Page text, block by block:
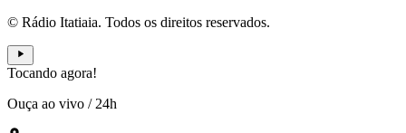
© Rádio Itatiaia. Todos os direitos reservados.
Tocando agora!
Ouça ao vivo / 24h